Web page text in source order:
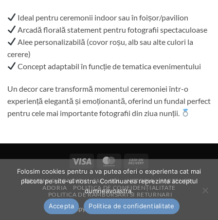
Ideal pentru ceremonii indoor sau în foișor/pavilion
Arcadă florală statement pentru fotografii spectaculoase
Alee personalizabilă (covor roșu, alb sau alte culori la
cerere)
Concept adaptabil în funcție de tematica evenimentului
Un decor care transformă momentul ceremoniei într-o
experiență elegantă și emoționantă, oferind un fundal perfect
pentru cele mai importante fotografii din ziua nunții.
Visa MasterCard
Cash
On
Delivery
TERMENI SI CONDITII SAL SOL NETOPIA
PARTENERI
ADORIA
POLITICA DE CONFIDENȚIALITATE
POLITICA DE RAMBURSARI SI RETURNARI
Copyright 2026 ©iv bride
Folosim cookies pentru a va putea oferi o experienta cat mai
placuta pe site-ul nostru. Continuarea reprezinta acceptul
dumneavoastra.
Accepta
Politica de confidentialitate